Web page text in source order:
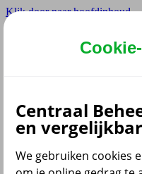
Klik door naar hoofdinhoud
Hoofdmenu
Adviseur
Partner
Centraal
en
We gebruiken cookies